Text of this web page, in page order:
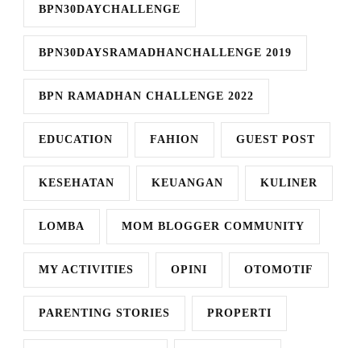
BPN30DAYCHALLENGE
BPN30DAYSRAMADHANCHALLENGE 2019
BPN RAMADHAN CHALLENGE 2022
EDUCATION FAHION GUEST POST
KESEHATAN KEUANGAN KULINER
LOMBA MOM BLOGGER COMMUNITY
MY ACTIVITIES OPINI OTOMOTIF
PARENTING STORIES PROPERTI